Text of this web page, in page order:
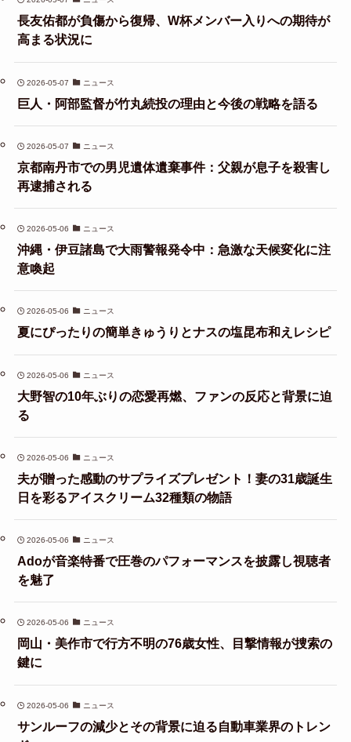
長友佑都が負傷から復帰、W杯メンバー入りへの期待が
高まる状況に
2026-05-07 ニュース
巨人・阿部監督が竹丸続投の理由と今後の戦略を語る
2026-05-07 ニュース
京都南丹市での男児遺体遺棄事件：父親が息子を殺害し
再逮捕される
2026-05-06 ニュース
沖縄・伊豆諸島で大雨警報発令中：急激な天候変化に注
意喚起
2026-05-06 ニュース
夏にぴったりの簡単きゅうりとナスの塩昆布和えレシピ
2026-05-06 ニュース
大野智の10年ぶりの恋愛再燃、ファンの反応と背景に迫
る
2026-05-06 ニュース
夫が贈った感動のサプライズプレゼント！妻の31歳誕生
日を彩るアイスクリーム32種類の物語
2026-05-06 ニュース
Adoが音楽特番で圧巻のパフォーマンスを披露し視聴者
を魅了
2026-05-06 ニュース
岡山・美作市で行方不明の76歳女性、目撃情報が捜索の
鍵に
2026-05-06 ニュース
サンルーフの減少とその背景に迫る自動車業界のトレン